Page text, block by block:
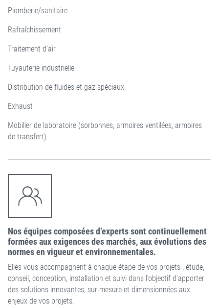
Plomberie/sanitaire
Rafraîchissement
Traitement d’air
Tuyauterie industrielle
Distribution de fluides et gaz spéciaux
Exhaust
Mobilier de laboratoire (sorbonnes, armoires ventilées, armoires
de transfert)
Nos équipes composées d’experts sont continuellement
formées aux exigences des marchés, aux évolutions des
normes en vigueur et environnementales.
Elles vous accompagnent à chaque étape de vos projets : étude,
conseil, conception, installation et suivi dans l’objectif d’apporter
des solutions innovantes, sur-mesure et dimensionnées aux
enjeux de vos projets.